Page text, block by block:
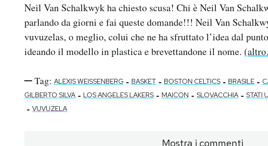
Altrecose
Mondiali calcio 2026
Neil Van Schalkwyk ha chiesto scusa! Chi è Neil Van
parlando da giorni e fai queste domande!!! Neil Van
vuvuzelas, o meglio, colui che ne ha sfruttato l’idea dal
ideando il modello in plastica e brevettandone il nome.
Tag: ALEXIS WEISSENBERG - BASKET - BOSTON CELTICS - BRASILE -
GILBERTO SILVA - LOS ANGELES LAKERS - MAICON - SLOVACCHIA - STATI
- VUVUZELA
Mostra i commenti